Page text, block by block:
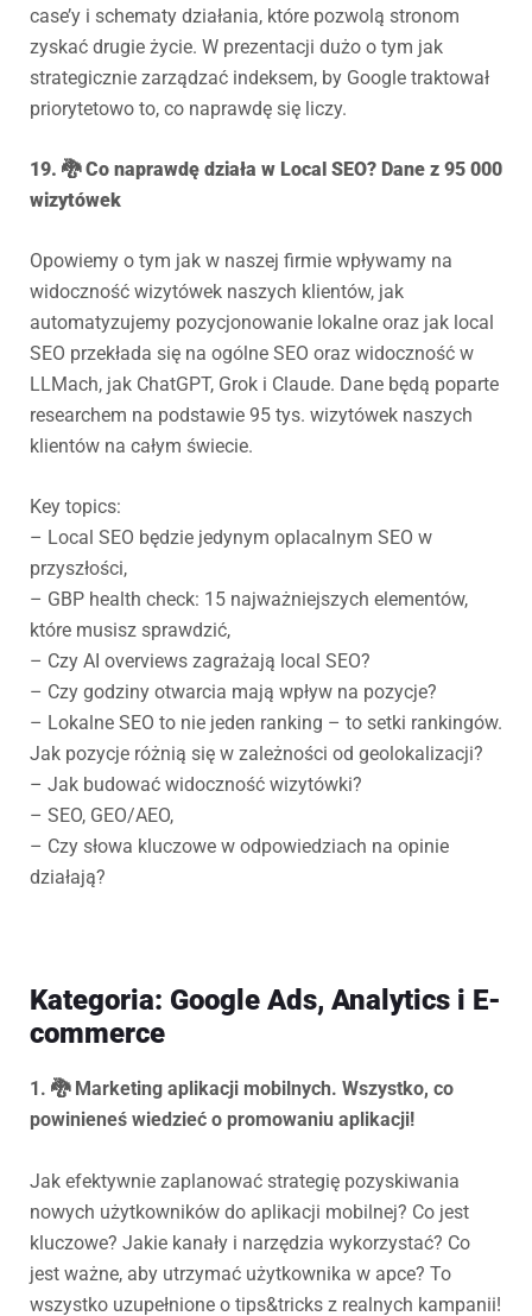
case’y i schematy działania, które pozwolą stronom
zyskać drugie życie. W prezentacji dużo o tym jak
strategicznie zarządzać indeksem, by Google traktował
priorytetowo to, co naprawdę się liczy.
19. 🐉 Co naprawdę działa w Local SEO? Dane z 95 000
wizytówek
Opowiemy o tym jak w naszej firmie wpływamy na
widoczność wizytówek naszych klientów, jak
automatyzujemy pozycjonowanie lokalne oraz jak local
SEO przekłada się na ogólne SEO oraz widoczność w
LLMach, jak ChatGPT, Grok i Claude. Dane będą poparte
researchem na podstawie 95 tys. wizytówek naszych
klientów na całym świecie.
Key topics:
– Local SEO będzie jedynym oplacalnym SEO w
przyszłości,
– GBP health check: 15 najważniejszych elementów,
które musisz sprawdzić,
– Czy AI overviews zagrażają local SEO?
– Czy godziny otwarcia mają wpływ na pozycje?
– Lokalne SEO to nie jeden ranking – to setki rankingów.
Jak pozycje różnią się w zależności od geolokalizacji?
– Jak budować widoczność wizytówki?
– SEO, GEO/AEO,
– Czy słowa kluczowe w odpowiedziach na opinie
działają?
Kategoria: Google Ads, Analytics i E-
commerce
1. 🐉 Marketing aplikacji mobilnych. Wszystko, co
powinieneś wiedzieć o promowaniu aplikacji!
Jak efektywnie zaplanować strategię pozyskiwania
nowych użytkowników do aplikacji mobilnej? Co jest
kluczowe? Jakie kanały i narzędzia wykorzystać? Co
jest ważne, aby utrzymać użytkownika w apce? To
wszystko uzupełnione o tips&tricks z realnych kampanii!